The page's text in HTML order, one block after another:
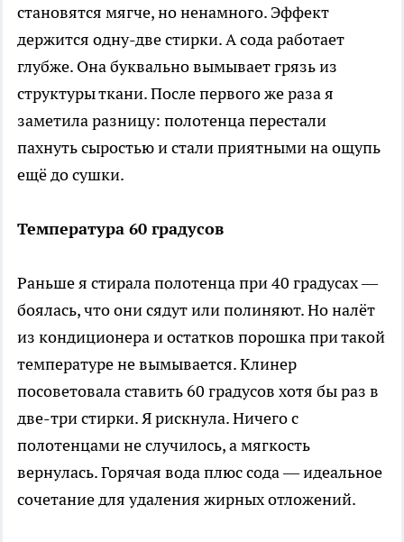
становятся мягче, но ненамного. Эффект
держится одну-две стирки. А сода работает
глубже. Она буквально вымывает грязь из
структуры ткани. После первого же раза я
заметила разницу: полотенца перестали
пахнуть сыростью и стали приятными на ощупь
ещё до сушки.
Температура 60 градусов
Раньше я стирала полотенца при 40 градусах —
боялась, что они сядут или полиняют. Но налёт
из кондиционера и остатков порошка при такой
температуре не вымывается. Клинер
посоветовала ставить 60 градусов хотя бы раз в
две-три стирки. Я рискнула. Ничего с
полотенцами не случилось, а мягкость
вернулась. Горячая вода плюс сода — идеальное
сочетание для удаления жирных отложений.